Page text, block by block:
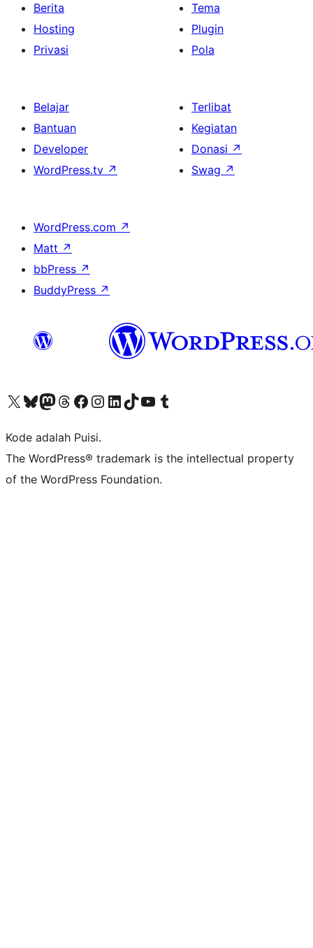
Berita
Hosting
Privasi
Tema
Plugin
Pola
Belajar
Bantuan
Developer
WordPress.tv ↗
Terlibat
Kegiatan
Donasi ↗
Swag ↗
WordPress.com ↗
Matt ↗
bbPress ↗
BuddyPress ↗
Kunjungi akun X (sebelumnya Twitter) kamiVisit our Bluesky account
Kunjungi akun Mastodon kami
Visit our Threads account
Kunjungi halaman Facebook kamiKunjungi akun Instagram kamiKunjungi akun LinkedIn kami
Visit our TikTok account
Kunjungi channel YouTube kamiVisit our Tumblr account
Kode adalah Puisi.
The WordPress® trademark is the intellectual property
of the WordPress Foundation.